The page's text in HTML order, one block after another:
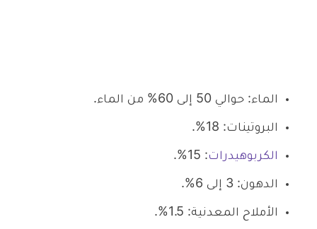
الماء: حوالي 50 إلى 60% من الماء.
البروتينات: 18%.
الكربوهيدرات: 15%.
الدهون: 3 إلى 6%.
الأملاح المعدنية: 1.5%.